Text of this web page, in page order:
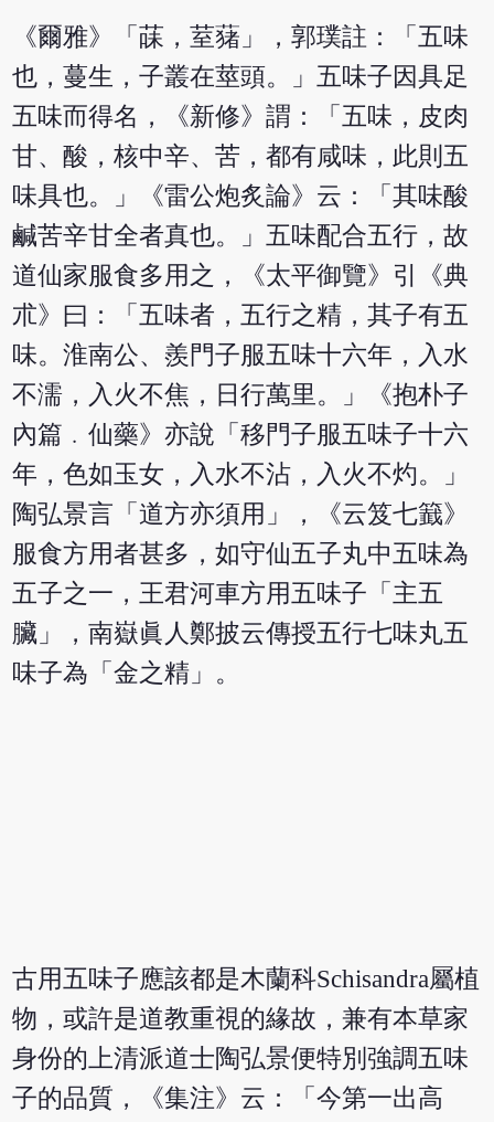
《爾雅》「菋，荎蕏」，郭璞註：「五味
也，蔓生，子叢在莖頭。」五味子因具足
五味而得名，《新修》謂：「五味，皮肉
甘、酸，核中辛、苦，都有咸味，此則五
味具也。」《雷公炮炙論》云：「其味酸
鹹苦辛甘全者真也。」五味配合五行，故
道仙家服食多用之，《太平御覽》引《典
朮》曰：「五味者，五行之精，其子有五
味。淮南公、羨門子服五味十六年，入水
不濡，入火不焦，日行萬里。」《抱朴子
內篇﹒仙藥》亦說「移門子服五味子十六
年，色如玉女，入水不沾，入火不灼。」
陶弘景言「道方亦須用」，《云笈七籖》
服食方用者甚多，如守仙五子丸中五味為
五子之一，王君河車方用五味子「主五
臟」，南嶽眞人鄭披云傳授五行七味丸五
味子為「金之精」。
古用五味子應該都是木蘭科Schisandra屬植
物，或許是道教重視的緣故，兼有本草家
身份的上清派道士陶弘景便特別強調五味
子的品質，《集注》云：「今第一出高